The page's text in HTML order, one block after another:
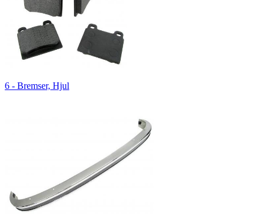
6 - Bremser, Hjul